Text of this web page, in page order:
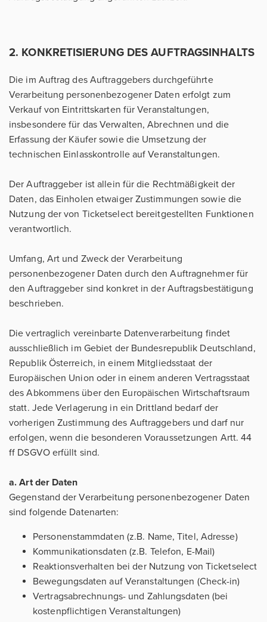
2. KONKRETISIERUNG DES AUFTRAGSINHALTS
Die im Auftrag des Auftraggebers durchgeführte
Verarbeitung personenbezogener Daten erfolgt zum
Verkauf von Eintrittskarten für Veranstaltungen,
insbesondere für das Verwalten, Abrechnen und die
Erfassung der Käufer sowie die Umsetzung der
technischen Einlasskontrolle auf Veranstaltungen.
Der Auftraggeber ist allein für die Rechtmäßigkeit der
Daten, das Einholen etwaiger Zustimmungen sowie die
Nutzung der von Ticketselect bereitgestellten Funktionen
verantwortlich.
Umfang, Art und Zweck der Verarbeitung
personenbezogener Daten durch den Auftragnehmer für
den Auftraggeber sind konkret in der Auftragsbestätigung
beschrieben.
Die vertraglich vereinbarte Datenverarbeitung findet
ausschließlich im Gebiet der Bundesrepublik Deutschland,
Republik Österreich, in einem Mitgliedsstaat der
Europäischen Union oder in einem anderen Vertragsstaat
des Abkommens über den Europäischen Wirtschaftsraum
statt. Jede Verlagerung in ein Drittland bedarf der
vorherigen Zustimmung des Auftraggebers und darf nur
erfolgen, wenn die besonderen Voraussetzungen Artt. 44
ff DSGVO erfüllt sind.
a. Art der Daten
Gegenstand der Verarbeitung personenbezogener Daten
sind folgende Datenarten:
Personenstammdaten (z.B. Name, Titel, Adresse)
Kommunikationsdaten (z.B. Telefon, E-Mail)
Reaktionsverhalten bei der Nutzung von Ticketselect
Bewegungsdaten auf Veranstaltungen (Check-in)
Vertragsabrechnungs- und Zahlungsdaten (bei
kostenpflichtigen Veranstaltungen)